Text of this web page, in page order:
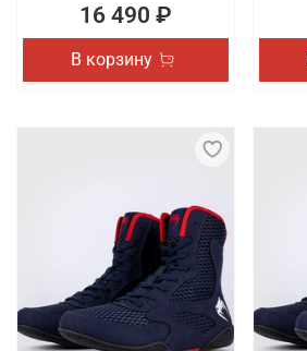
16 490 ₽
В корзину